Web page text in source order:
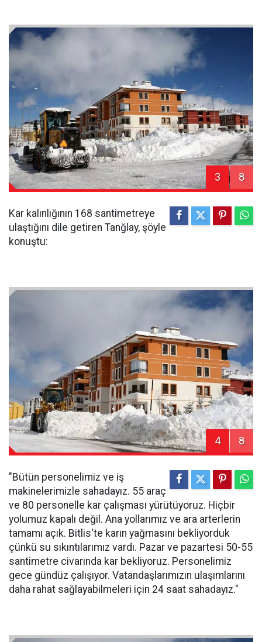
3 8
Kar kalınlığının 168 santimetreye
ulaştığını dile getiren Tanğlay, şöyle
konuştu:
4 8
"Bütün personelimiz ve iş
makinelerimizle sahadayız. 55 araç
ve 80 personelle kar çalışması yürütüyoruz. Hiçbir
yolumuz kapalı değil. Ana yollarımız ve ara arterlerin
tamamı açık. Bitlis'te karın yağmasını bekliyorduk
çünkü su sıkıntılarımız vardı. Pazar ve pazartesi 50-55
santimetre civarında kar bekliyoruz. Personelimiz
gece gündüz çalışıyor. Vatandaşlarımızın ulaşımlarını
daha rahat sağlayabilmeleri için 24 saat sahadayız."